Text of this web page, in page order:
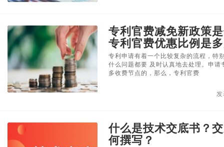
专利官费减免新政策
专利官费优惠比例是
专利申请有着一个比较复杂的流程，特
什么问题都要 及时认真地去处理。申请
多收费节点的，那么，专利官费
什么是技术交底书？
何撰写？